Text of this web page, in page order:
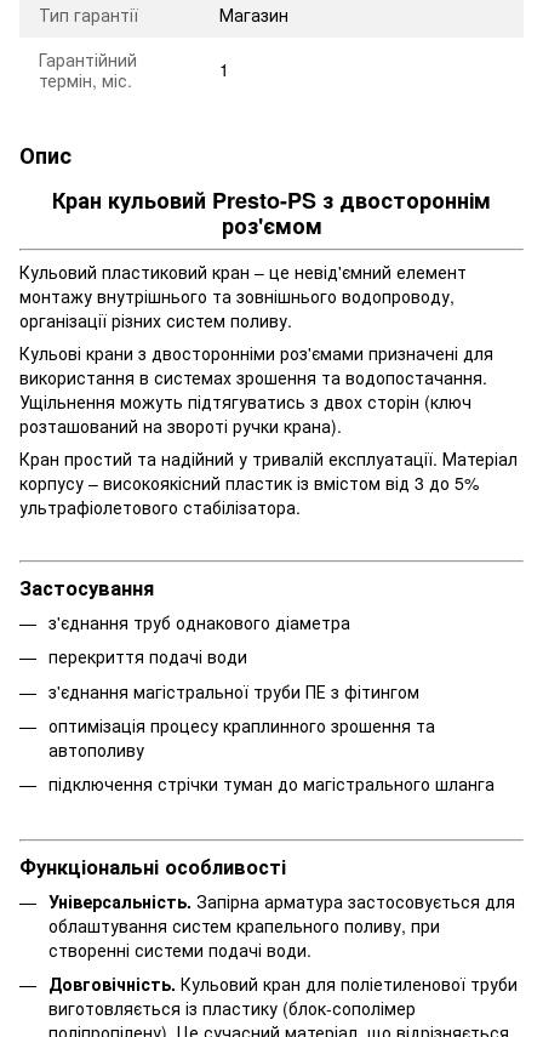
Тип гарантії
Магазин
Гарантійний
термін, міс.
1
Опис
Кран кульовий Presto-PS з двостороннім
роз'ємом
Кульовий пластиковий кран – це невід'ємний елемент
монтажу внутрішнього та зовнішнього водопроводу,
організації різних систем поливу.
Кульові крани з двосторонніми роз'ємами призначені для
використання в системах зрошення та водопостачання.
Ущільнення можуть підтягуватись з двох сторін (ключ
розташований на звороті ручки крана).
Кран простий та надійний у тривалій експлуатації. Матеріал
корпусу – високоякісний пластик із вмістом від 3 до 5%
ультрафіолетового стабілізатора.
Застосування
з'єднання труб однакового діаметра
перекриття подачі води
з'єднання магістральної труби ПЕ з фітингом
оптимізація процесу краплинного зрошення та
автополиву
підключення стрічки туман до магістрального шланга
Функціональні особливості
Універсальність. Запірна арматура застосовується для
облаштування систем крапельного поливу, при
створенні системи подачі води.
Довговічність. Кульовий кран для поліетиленової труби
виготовляється із пластику (блок-сополімер
поліпропілену). Це сучасний матеріал, що відрізняється